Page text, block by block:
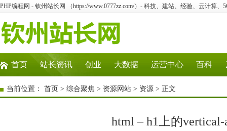
PHP编程网 - 钦州站长网 （https://www.0777zz.com/）- 科技、建站、经验、云计算、
首页 站长资讯 创业 大数据 运营中心 百科
当前位置： 首页 > 综合聚焦 > 资源网站 > 资源 > 正文
html – h1上的